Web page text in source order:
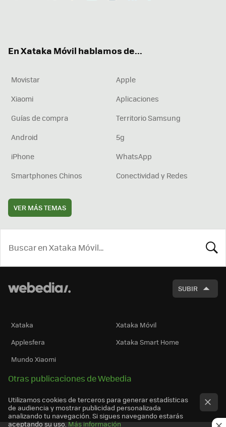
En Xataka Móvil hablamos de...
Movistar
Apple
Xiaomi
Aplicaciones
Guías de compra
Territorio Samsung
Android
5g
iPhone
WhatsApp
Smartphones Chinos
Conectividad y Redes
VER MÁS TEMAS
SUBIR
Xataka
Xataka Móvil
Applesfera
Xataka Smart Home
Mundo Xiaomi
Otras publicaciones de Webedia
Utilizamos cookies de terceros para generar estadísticas
de audiencia y mostrar publicidad personalizada
analizando tu navegación. Si sigues navegando estarás
aceptando su uso. Más información